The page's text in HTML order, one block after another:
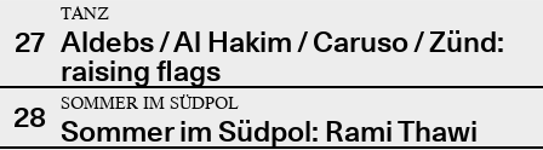
27
TANZ
Aldebs / Al Hakim / Caruso / Zünd:
raising flags
28
SOMMER IM SÜDPOL
Sommer im Südpol: Rami Thawi